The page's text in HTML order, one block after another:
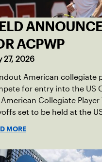
ACPWP
27, 2026
American collegiate
for entry into the US
Collegiate Player
set to be held at the
MORE